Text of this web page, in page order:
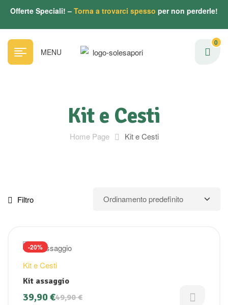
Offerte Speciali! – Torna a trovarci spesso per non perderle!
MENU
0
Kit e Cesti
Home Page Kit e Cesti
Filtro
-20%
Kit e Cesti
Kit assaggio
49,90€
39,90€